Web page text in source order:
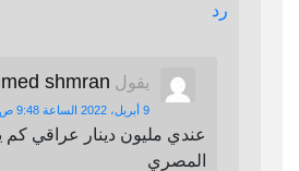
رد
يقول shmran
9 أبريل، 2022 الساعة 9:48 ص
عندي مليون دينار عراقي كم
المصري